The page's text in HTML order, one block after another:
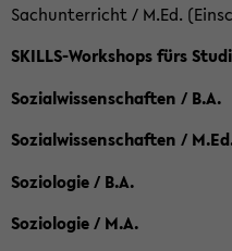
Sachunterricht / M.Ed.
SKILLS-Workshops fürs
Sozialwissenschaften / B.A.
Sozialwissenschaften /
Soziologie / B.A.
Soziologie / M.A.